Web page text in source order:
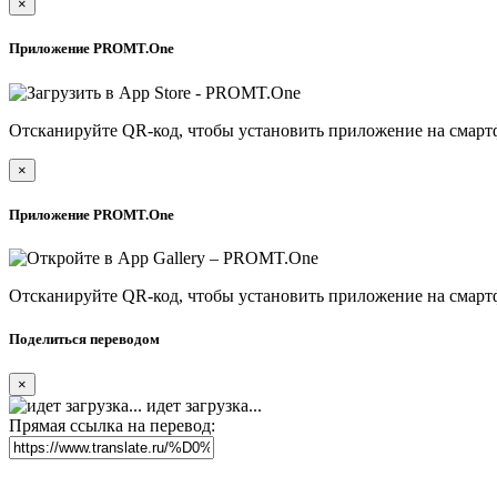
×
Приложение PROMT.One
Отсканируйте QR-код, чтобы установить приложение на
×
Приложение PROMT.One
Отсканируйте QR-код, чтобы установить приложение на
Поделиться переводом
×
идет загрузка...
Прямая ссылка на перевод: